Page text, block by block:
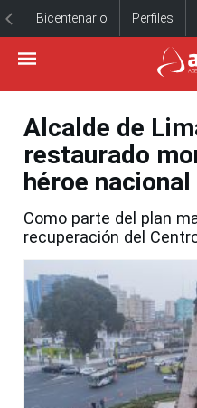
Bicentenario Perfiles
Alcalde de
restaurado
héroe
Como parte del plan
recuperación del